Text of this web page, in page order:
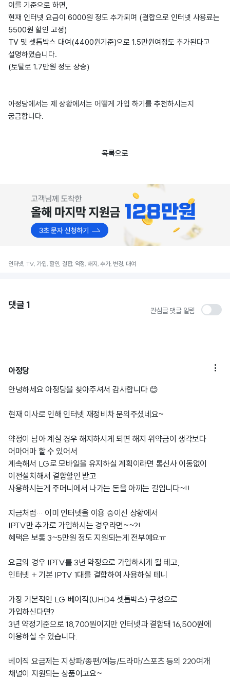
이를 기준으로 하면,
현재 인터넷 요금이 6000원 정도 추가되며 (결합으로 인터넷 사용료는
5500원 할인 고정)
TV 및 셋톱박스 대여(4400원기준)으로 1.5만원여정도 추가된다고
설명하였습니다.
(토탈로 1.7만원 정도 상승)
아정당에서는 제 상황에서는 어떻게 가입 하기를 추천하시는지
궁금합니다.
목록으로
인터넷, TV, 가입, 할인, 결합, 약정, 해지, 추가, 변경, 대여
댓글 1 관심글 댓글 알림
아정당 
안녕하세요 아정당을 찾아주셔서 감사합니다 😊
현재 이사로 인해 인터넷 재정비차 문의주셨네요~
약정이 남아 계실 경우 해지하시게 되면 해지 위약금이 생각보다
어마어마 할 수 있어서
계속해서 LG로 모바일을 유지하실 계획이라면 통신사 이동없이
이전설치해서 결합할인 받고
사용하시는게 주머니에서 나가는 돈을 아끼는 길입니다~!!
지금처럼… 이미 인터넷을 이용 중이신 상황에서
IPTV만 추가로 가입하시는 경우라면~~?!
혜택은 보통 3~5만원 정도 지원되는게 전부예요ㅠ
요금의 경우 IPTV를 3년 약정으로 가입하시게 될 테고,
인터넷 + 기본 IPTV 1대를 결합하여 사용하실 테니
가장 기본적인 LG 베이직(UHD4 셋톱박스) 구성으로
가입하신다면?
3년 약정기준으로 18,700원이지만 인터넷과 결합돼 16,500원에
이용하실 수 있습니다.
베이직 요금제는 지상파/종편/예능/드라마/스포츠 등의 220여개
채널이 지원되는 상품이고요~